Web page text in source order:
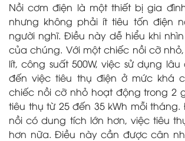
Nồi cơm điện là một thiết bị gia
nhưng không phải ít tiêu tốn điện
người nghĩ. Điều này dễ hiểu khi
của chúng. Với một chiếc nồi cỡ
lít, công suất 500W, việc sử dụng
đến việc tiêu thụ điện ở mức khá
chiếc nồi cỡ nhỏ hoạt động trong 2
tiêu thụ từ 25 đến 35 kWh mỗi
nồi có dung tích lớn hơn, việc tiêu
hơn nữa. Điều này cần được cân